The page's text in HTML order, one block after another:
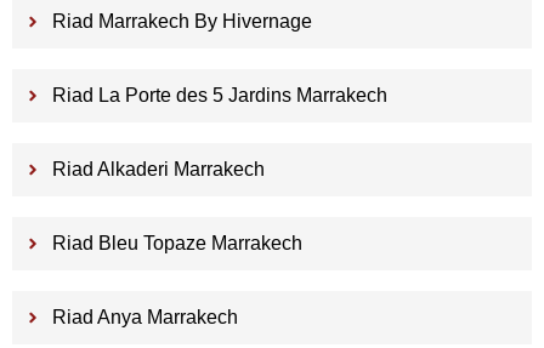
Riad Marrakech By Hivernage
Riad La Porte des 5 Jardins Marrakech
Riad Alkaderi Marrakech
Riad Bleu Topaze Marrakech
Riad Anya Marrakech